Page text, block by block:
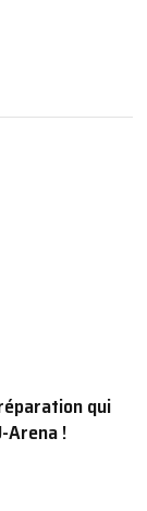
qui
Arena !